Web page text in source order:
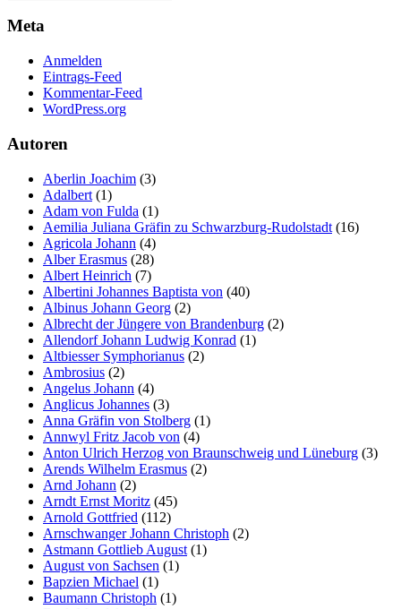
Meta
Anmelden
Eintrags-Feed
Kommentar-Feed
WordPress.org
Autoren
Aberlin Joachim (3)
Adalbert (1)
Adam von Fulda (1)
Aemilia Juliana Gräfin zu Schwarzburg-Rudolstadt (16)
Agricola Johann (4)
Alber Erasmus (28)
Albert Heinrich (7)
Albertini Johannes Baptista von (40)
Albinus Johann Georg (2)
Albrecht der Jüngere von Brandenburg (2)
Allendorf Johann Ludwig Konrad (1)
Altbiesser Symphorianus (2)
Ambrosius (2)
Angelus Johann (4)
Anglicus Johannes (3)
Anna Gräfin von Stolberg (1)
Annwyl Fritz Jacob von (4)
Anton Ulrich Herzog von Braunschweig und Lüneburg (3)
Arends Wilhelm Erasmus (2)
Arnd Johann (2)
Arndt Ernst Moritz (45)
Arnold Gottfried (112)
Arnschwanger Johann Christoph (2)
Astmann Gottlieb August (1)
August von Sachsen (1)
Bapzien Michael (1)
Baumann Christoph (1)
ablehnen,
einige
Funktionen
von der
Website.
Indem Sie uns Ihre
Interessen und Ihr
Verhalten beim
Besuch unserer
Website mitteilen,
erhöhen Sie die
Wahrscheinlichkeit,
personalisierte
Inhalte und
Angebote zu sehen.